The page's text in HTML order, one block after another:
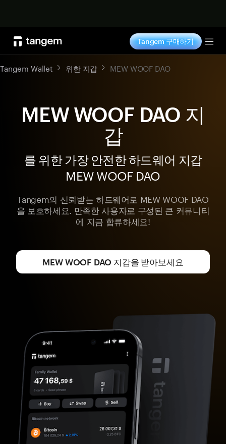
Tangem 구매하기
Tangem Wallet 위한 지갑 MEW WOOF DAO
MEW WOOF DAO 지
갑
를 위한 가장 안전한 하드웨어 지갑
MEW WOOF DAO
Tangem의 신뢰받는 하드웨어로 MEW WOOF DAO
을 보호하세요. 만족한 사용자로 구성된 큰 커뮤니티
에 지금 합류하세요!
MEW WOOF DAO 지갑을 받아보세요